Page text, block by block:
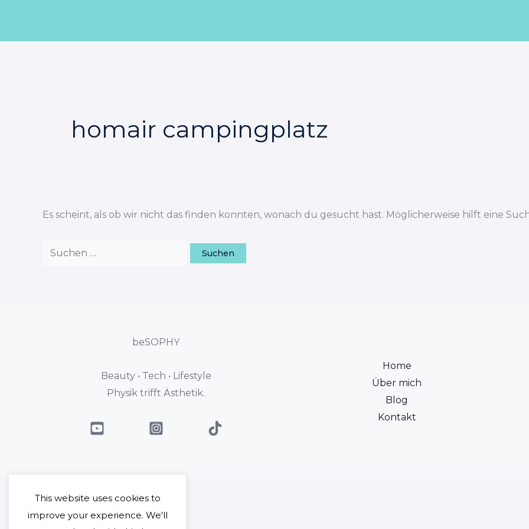
springen
homair campingplatz
Es scheint, als ob wir nicht das finden konnten, wonach du gesucht hast. Möglicherweise hilft eine
beSOPHY
Beauty • Tech • Lifestyle
Physik trifft Ästhetik.
Home
Über mich
Blog
Kontakt
This website uses cookies to
improve your experience. We'll